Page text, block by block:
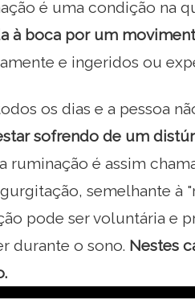
é uma condição na
à boca por um
e ingeridos ou
os dias e a pessoa
sofrendo de um
ruminação é assim
semelhante à
pode ser voluntária e
durante o sono. Nestes